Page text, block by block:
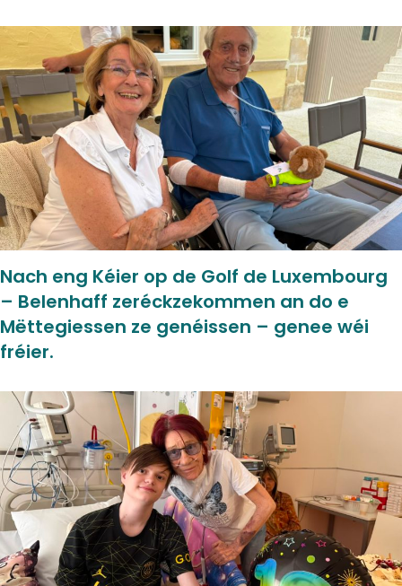
Nach eng Kéier op de Golf de Luxembourg
– Belenhaff zeréckzekommen an do e
Mëttegiessen ze genéissen – genee wéi
fréier.